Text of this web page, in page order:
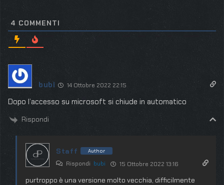
4 COMMENTI
bubi 14 Ottobre 2022 22:15
Dopo l’accesso su microsoft si chiude in automatico
Rispondi
Staff Author
Rispondi bubi 15 Ottobre 2022 13:16
purtroppo è una versione molto vecchia, difficilmente